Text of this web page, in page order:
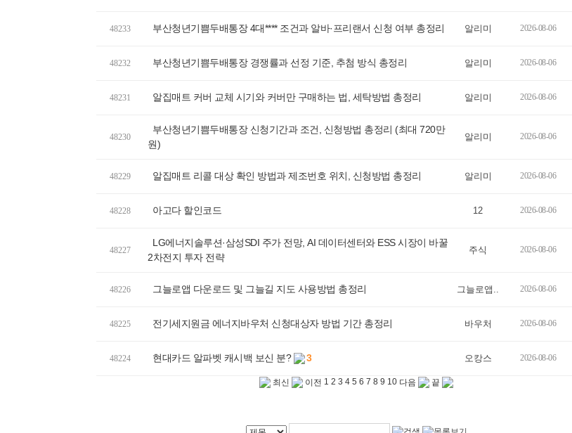
48233 부산청년기쁨두배통장 4대**** 조건과 알바·프리랜서 신청 여부 총정리 알리미 2026-08-06
48232 부산청년기쁨두배통장 경쟁률과 선정 기준, 추첨 방식 총정리 알리미 2026-08-06
48231 알집매트 커버 교체 시기와 커버만 구매하는 법, 세탁방법 총정리 알리미 2026-08-06
48230
부산청년기쁨두배통장 신청기간과 조건, 신청방법 총정리 (최대 720만
원)
알리미 2026-08-06
48229 알집매트 리콜 대상 확인 방법과 제조번호 위치, 신청방법 총정리 알리미 2026-08-06
48228 아고다 할인코드 12 2026-08-06
48227
LG에너지솔루션·삼성SDI 주가 전망, AI 데이터센터와 ESS 시장이 바꿀
2차전지 투자 전략
주식 2026-08-06
48226 그늘로앱 다운로드 및 그늘길 지도 사용방법 총정리 그늘로앱.. 2026-08-06
48225 전기세지원금 에너지바우처 신청대상자 방법 기간 총정리 바우처 2026-08-06
48224 현대카드 알파벳 캐시백 보신 분? 3 오캉스 2026-08-06
최신 이전 1 2 3 4 5 6 7 8 9 10 다음 끝